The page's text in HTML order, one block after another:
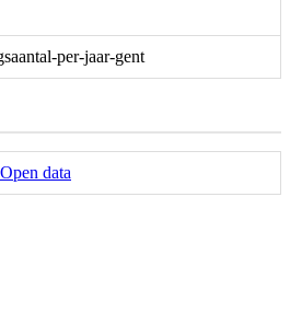
per-jaar-gent
data